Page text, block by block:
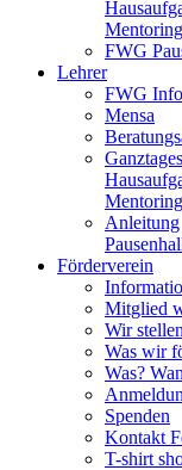
Mentoring
FWG
Lehrer
FWG Info
Mensa
Mentoring
Anleitung
Förderverein
Mitglied
Wir
Was wir
Was?
Spenden
Kontakt
T-shirt